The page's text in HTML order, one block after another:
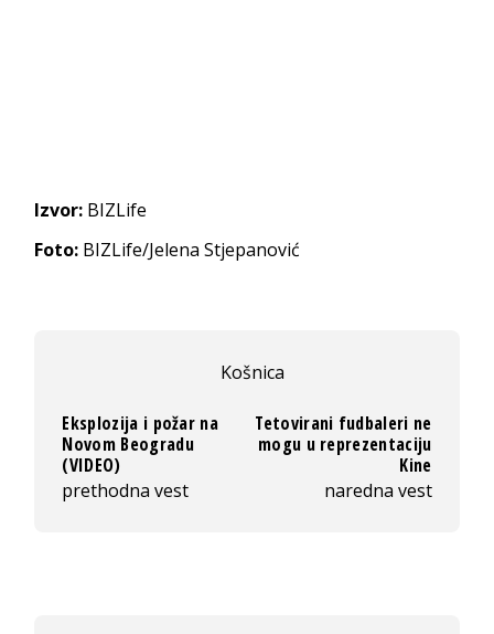
Izvor: BIZLife
Foto: BIZLife/Jelena Stjepanović
Košnica
Eksplozija i požar na
Novom Beogradu
(VIDEO)
prethodna vest
Tetovirani fudbaleri ne
mogu u reprezentaciju
Kine
naredna vest